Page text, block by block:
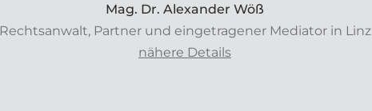
Mag. Dr. Alexander Wöß
Rechtsanwalt, Partner und eingetragener Mediator in Linz
nähere Details